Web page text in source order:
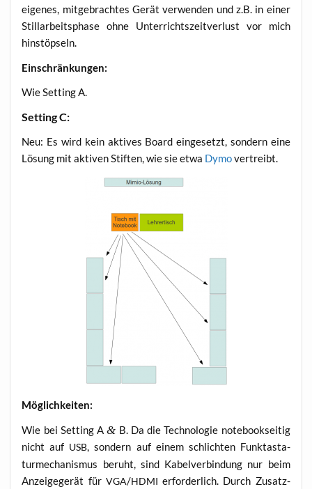
eige­nes, mit­ge­brach­tes Gerät ver­wen­den und z.B. in einer
Stil­l­ar­beits­pha­se ohne Unter­richts­zeit­ver­lust vor mich
hinstöpseln.
Ein­schrän­kun­gen:
Wie Set­ting A.
Set­ting C:
Neu: Es wird kein akti­ves Board ein­ge­setzt, son­dern eine
Lösung mit akti­ven Stif­ten, wie sie etwa Dymovertreibt.
Mög­lich­kei­ten:
Wie bei Set­ting A& B. Da die Tech­no­lo­gie note­book­sei­tig
nicht auf USB, son­dern auf einem schlich­ten Funk­tas­ta­
turme­cha­nis­mus beruht, sind Kabel­ver­bin­dung nur beim
Anzei­ge­ge­rät für VGA/HDMI erfor­der­lich. Durch Zusatz­